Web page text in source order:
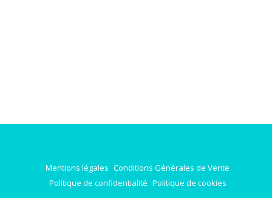
Mentions légales Conditions Générales de Vente
Politique de confidentialité Politique de cookies